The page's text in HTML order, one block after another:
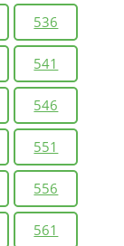
536
541
546
551
556
561